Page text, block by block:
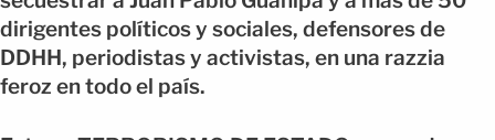
dirigentes políticos y sociales, defensores de
DDHH, periodistas y activistas, en una razzia
feroz en todo el país.